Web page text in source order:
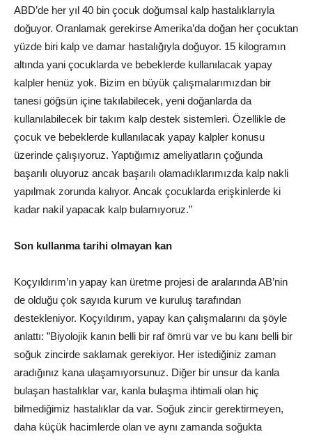
ABD’de her yıl 40 bin çocuk doğumsal kalp hastalıklarıyla
doğuyor. Oranlamak gerekirse Amerika’da doğan her çocuktan
yüzde biri kalp ve damar hastalığıyla doğuyor. 15 kilogramın
altında yani çocuklarda ve bebeklerde kullanılacak yapay
kalpler henüz yok. Bizim en büyük çalışmalarımızdan bir
tanesi göğsün içine takılabilecek, yeni doğanlarda da
kullanılabilecek bir takım kalp destek sistemleri. Özellikle de
çocuk ve bebeklerde kullanılacak yapay kalpler konusu
üzerinde çalışıyoruz. Yaptığımız ameliyatların çoğunda
başarılı oluyoruz ancak başarılı olamadıklarımızda kalp nakli
yapılmak zorunda kalıyor. Ancak çocuklarda erişkinlerde ki
kadar nakil yapacak kalp bulamıyoruz.”
Son kullanma tarihi olmayan kan
Koçyıldırım’ın yapay kan üretme projesi de aralarında AB’nin
de olduğu çok sayıda kurum ve kuruluş tarafından
destekleniyor. Koçyıldırım, yapay kan çalışmalarını da şöyle
anlattı: ”Biyolojik kanın belli bir raf ömrü var ve bu kanı belli bir
soğuk zincirde saklamak gerekiyor. Her istediğiniz zaman
aradığınız kana ulaşamıyorsunuz. Diğer bir unsur da kanla
bulaşan hastalıklar var, kanla bulaşma ihtimali olan hiç
bilmediğimiz hastalıklar da var. Soğuk zincir gerektirmeyen,
daha küçük hacimlerde olan ve aynı zamanda soğukta